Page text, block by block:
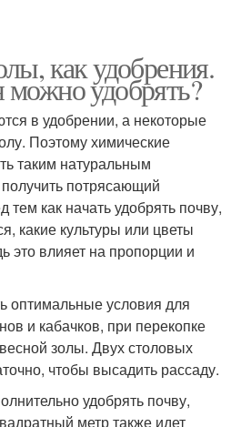
как удобрения.
можно удобрять?
в удобрении, а некоторые
Поэтому химические
таким натуральным
потрясающий
тем как начать удобрять почву,
какие культуры или цветы
это влияет на пропорции и
оптимальные условия для
и кабачков, при перекопке
золы. Двух столовых
чтобы высадить рассаду.
удобрять почву,
метр также идет